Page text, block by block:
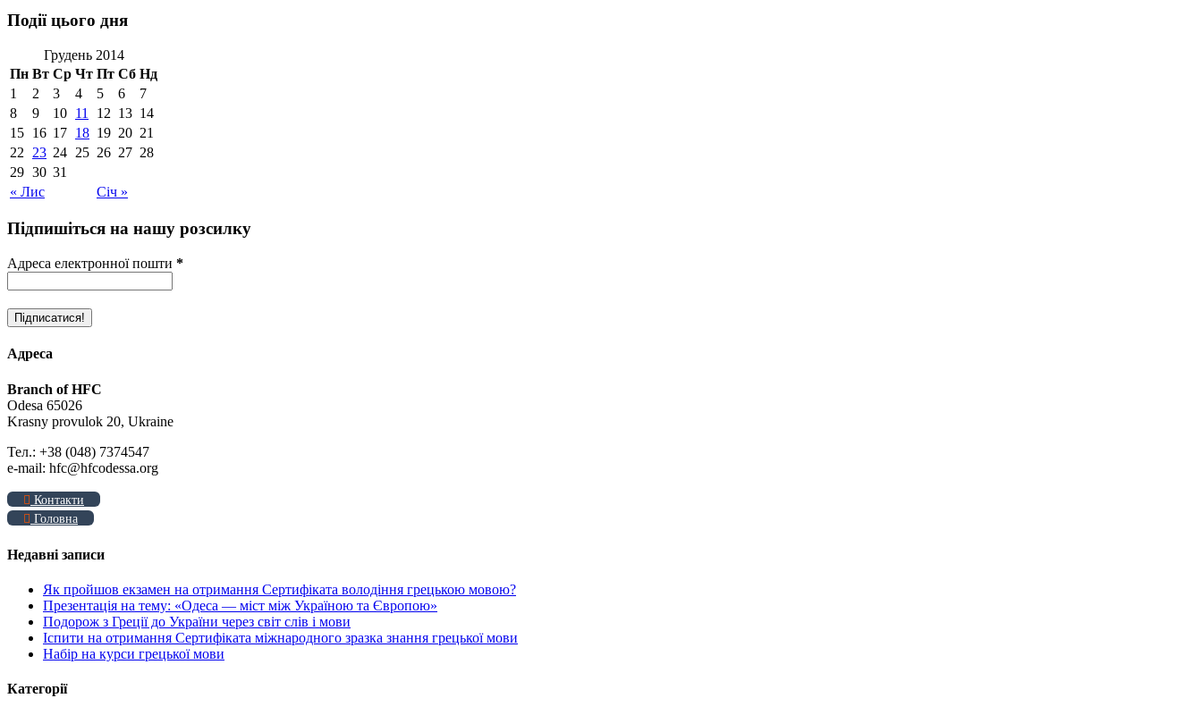
Події цього дня
Грудень 2014
Пн Вт Ср Чт Пт Сб Нд
« Лис Січ »
1 2 3 4 5 6
7
8
9 10 11 12 13 14
15 16 17 18 19 20 21
22
23 24 25 26 27 28
29 30 31
Підпишіться на нашу розсилку
Адреса електронної пошти *
Адреса
Branch of HFC
Odesa 65026
Krasny provulok 20, Ukraine
Тел.: +38 (048) 7374547
e-mail: hfc@hfcodessa.org
Контакти
Головна
Недавні записи
Як пройшов екзамен на отримання Сертифіката володіння грецькою мовою?
Презентація на тему: «Одеса — міст між Україною та Європою»
Подорож з Греції до України через світ слів і мови
Іспити на отримання Сертифіката міжнародного зразка знання грецької мови
Набір на курси грецької мови
Категорії